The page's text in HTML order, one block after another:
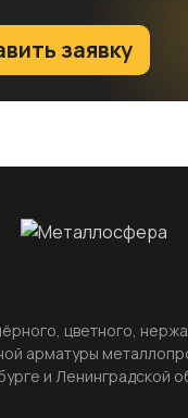
заявку
цветного,
арматуры
и Ленинградской